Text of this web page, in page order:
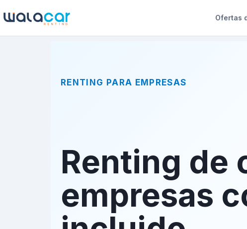
Ofertas
RENTING PARA EMPRESAS
Renting de
empresas